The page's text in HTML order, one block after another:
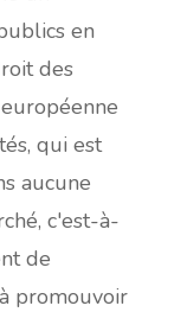
en
des
qui est
aucune
c'est-à-
de
promouvoir